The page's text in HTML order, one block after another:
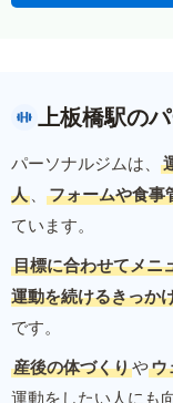
上板橋駅の
パーソナルジムは、
人 、 フォームや食事
ています。
目標に合わせてメニ
運動を続けるきっか
です。
産後の体づくりやウ
運動をしたい人にも